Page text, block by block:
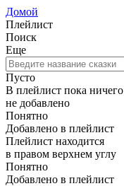
Домой
Плейлист
Поиск
Еще
Пусто
В плейлист пока ничего
не добавлено
Понятно
Добавлено в плейлист
Плейлист находится
в правом верхнем углу
Понятно
Добавлено в плейлист